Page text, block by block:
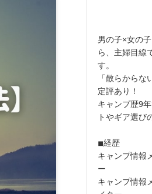
男の子×女の
ら、主婦目線
す。
「散らからな
定評あり！
キャンプ歴9
トやギア選び
◾︎経歴
キャンプ情報
ー
キャンプ情報